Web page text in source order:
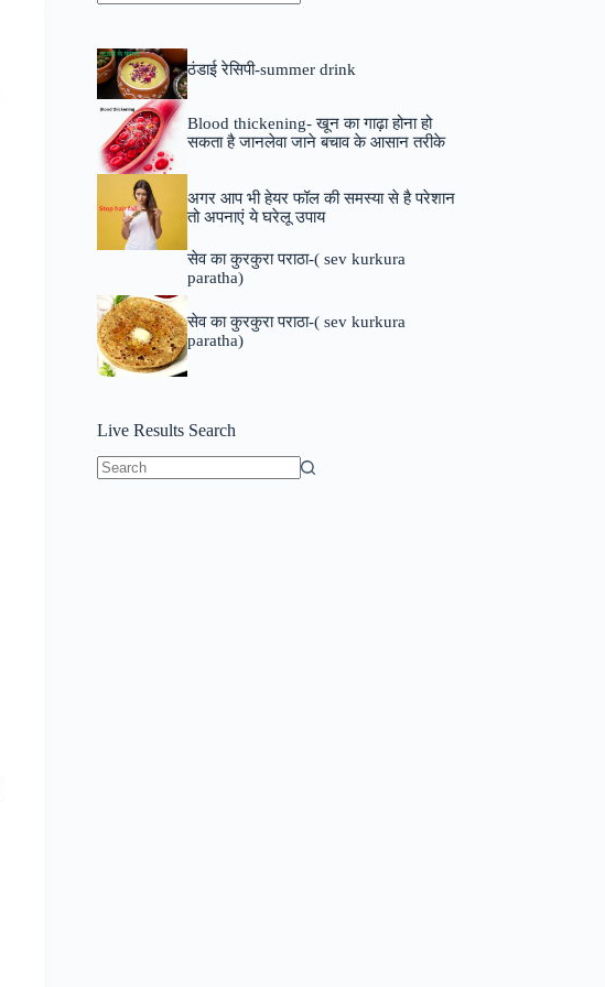
ठंडाई रेसिपी-summer drink
Blood thickening- खून का गाढ़ा होना हो
सकता है जानलेवा जाने बचाव के आसान तरीके
अगर आप भी हेयर फॉल की समस्या से है परेशान
तो अपनाएं ये घरेलू उपाय
सेव का कुरकुरा पराठा-( sev kurkura
paratha)
सेव का कुरकुरा पराठा-( sev kurkura
paratha)
Live Results Search